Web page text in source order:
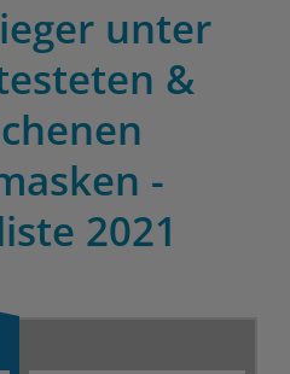
unter
&
-
2021